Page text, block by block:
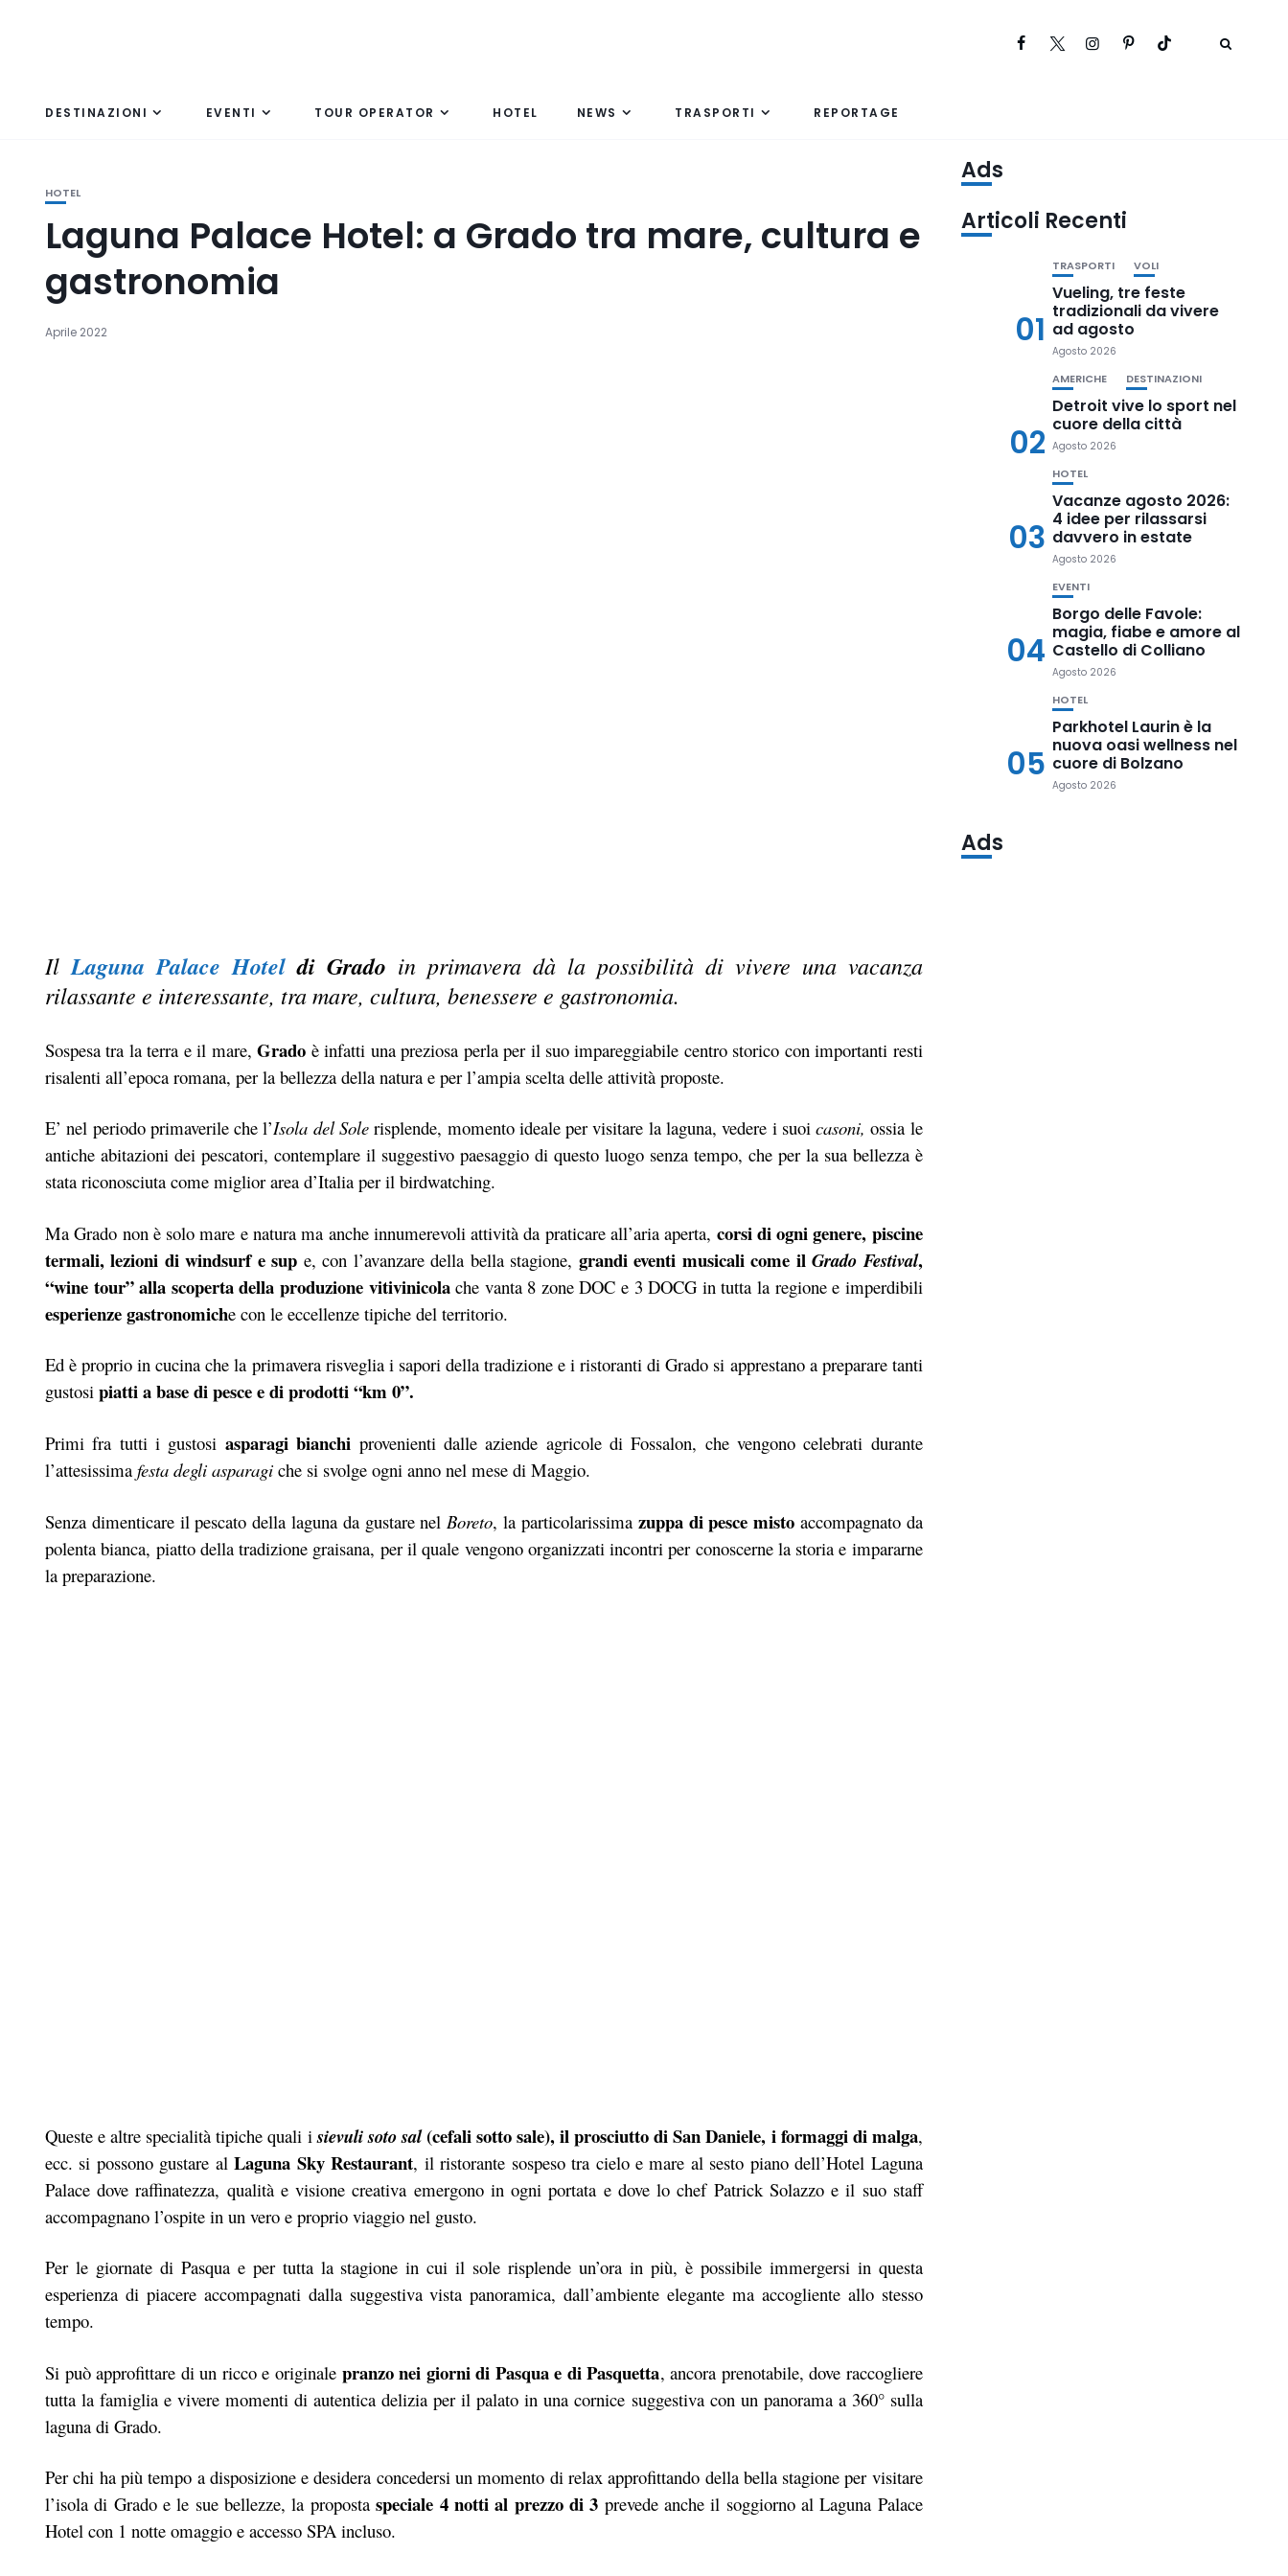
DESTINAZIONI EVENTI TOUR OPERATOR HOTEL NEWS TRASPORTI REPORTAGE
HOTEL
Laguna Palace Hotel: a Grado tra mare, cultura e
gastronomia
Aprile 2022
Il Laguna Palace Hoteldi Grado in primavera dà la possibilità di vivere una vacanza
rilassante e interessante, tra mare, cultura, benessere e gastronomia.
Sospesa tra la terra e il mare,Grado è infatti una preziosa perla per il suo impareggiabile centro storico con importanti resti
risalenti all’epoca romana, per la bellezza della natura e per l’ampia scelta delle attività proposte.
E’ nel periodo primaverile che l’Isola del Solerisplende, momento ideale per visitare la laguna, vedere i suoicasoni,ossia le
antiche abitazioni dei pescatori, contemplare il suggestivo paesaggio di questo luogo senza tempo, che per la sua bellezza è
stata riconosciuta come miglior area d’Italia per il birdwatching.
Ma Grado non è solo mare e natura ma anche innumerevoli attività da praticare all’aria aperta, corsi di ogni genere, piscine
termali, lezioni di windsurf e sup e, con l’avanzare della bella stagione, grandi eventi musicali come ilGrado Festival,
“wine tour” alla scoperta della produzione vitivinicolache vanta 8 zone DOC e 3 DOCG in tutta la regione e imperdibili
esperienze gastronomiche con le eccellenze tipiche del territorio.
Ed è proprio in cucina che la primavera risveglia i sapori della tradizione e i ristoranti di Grado si apprestano a preparare tanti
gustosi piatti a base di pesce e di prodotti “km 0”.
Primi fra tutti i gustosi asparagi bianchi provenienti dalle aziende agricole di Fossalon, che vengono celebrati durante
l’attesissima festa degli asparagi che si svolge ogni anno nel mese di Maggio.
Senza dimenticare il pescato della laguna da gustare nel Boreto, la particolarissima zuppa di pesce misto accompagnato da
polenta bianca, piatto della tradizione graisana, per il quale vengono organizzati incontri per conoscerne la storia e impararne
la preparazione.
Queste e altre specialità tipiche quali isievuli soto sal(cefali sotto sale), il prosciutto di San Daniele, i formaggi di malga,
ecc. si possono gustare alLaguna Sky Restaurant, il ristorante sospeso tra cielo e mare al sesto piano dell’Hotel Laguna
Palace dove raffinatezza, qualità e visione creativa emergono in ogni portata e dove lo chef Patrick Solazzo e il suo staff
accompagnano l’ospite in un vero e proprio viaggio nel gusto.
Per le giornate di Pasqua e per tutta la stagione in cui il sole risplende un’ora in più, è possibile immergersi in questa
esperienza di piacere accompagnati dalla suggestiva vista panoramica, dall’ambiente elegante ma accogliente allo stesso
tempo.
Si può approfittare di un ricco e originale pranzo nei giorni di Pasqua e di Pasquetta, ancora prenotabile, dove raccogliere
tutta la famiglia e vivere momenti di autentica delizia per il palato in una cornice suggestiva con un panorama a 360° sulla
laguna di Grado.
Per chi ha più tempo a disposizione e desidera concedersi un momento di relax approfittando della bella stagione per visitare
l’isola di Grado e le sue bellezze, la propostaspeciale 4 notti al prezzo di 3 prevede anche il soggiorno al Laguna Palace
Hotel con 1 notte omaggio e accesso SPA incluso.
Ads
Articoli Recenti
01
TRASPORTI VOLI
Vueling, tre feste
tradizionali da vivere
ad agosto
Agosto 2026
02
AMERICHE DESTINAZIONI
Detroit vive lo sport nel
cuore della città
Agosto 2026
03
HOTEL
Vacanze agosto 2026:
4 idee per rilassarsi
davvero in estate
Agosto 2026
04
EVENTI
Borgo delle Favole:
magia, fiabe e amore al
Castello di Colliano
Agosto 2026
05
HOTEL
Parkhotel Laurin è la
nuova oasi wellness nel
cuore di Bolzano
Agosto 2026
Ads